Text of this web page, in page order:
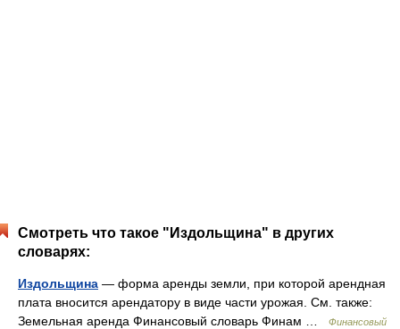
Смотреть что такое "Издольщина" в других
словарях:
Издольщина — форма аренды земли, при которой арендная
плата вносится арендатору в виде части урожая. См. также:
Земельная аренда Финансовый словарь Финам …
Финансовый